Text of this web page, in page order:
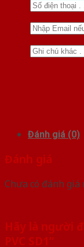
Đánh giá (0)
Đánh giá
Chưa có đánh giá
Hãy là người
PVC SD1”